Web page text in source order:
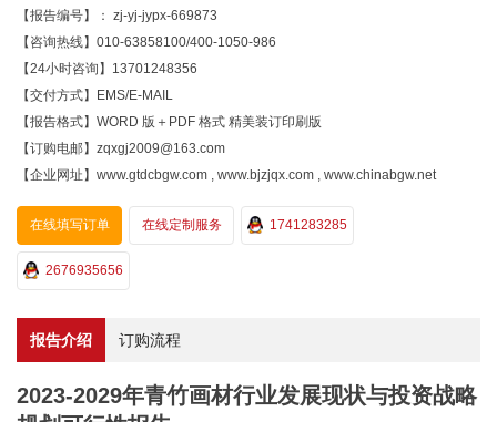
【报告编号】： zj-yj-jypx-669873
【咨询热线】010-63858100/400-1050-986
【24小时咨询】13701248356
【交付方式】EMS/E-MAIL
【报告格式】WORD 版＋PDF 格式 精美装订印刷版
【订购电邮】zqxgj2009@163.com
【企业网址】www.gtdcbgw.com , www.bjzjqx.com , www.chinabgw.net
在线填写订单 在线定制服务 1741283285
2676935656
报告介绍 订购流程
2023-2029年青竹画材行业发展现状与投资战略